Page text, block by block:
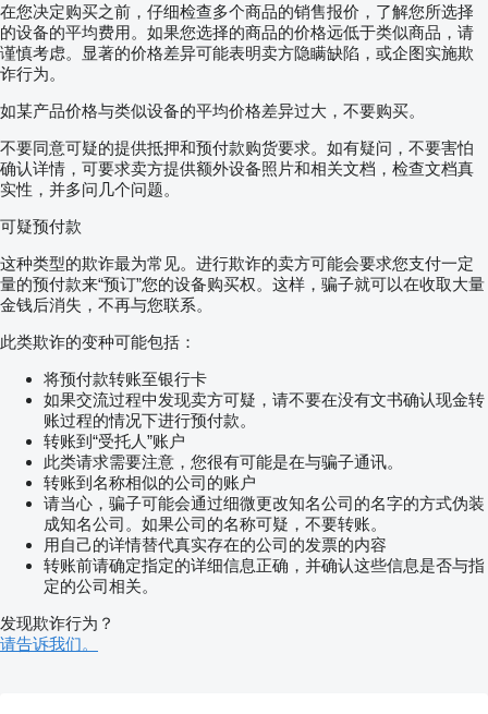
在您决定购买之前，仔细检查多个商品的销售报价，了解您所选择
的设备的平均费用。如果您选择的商品的价格远低于类似商品，请
谨慎考虑。显著的价格差异可能表明卖方隐瞒缺陷，或企图实施欺
诈行为。
如某产品价格与类似设备的平均价格差异过大，不要购买。
不要同意可疑的提供抵押和预付款购货要求。如有疑问，不要害怕
确认详情，可要求卖方提供额外设备照片和相关文档，检查文档真
实性，并多问几个问题。
可疑预付款
这种类型的欺诈最为常见。进行欺诈的卖方可能会要求您支付一定
量的预付款来“预订”您的设备购买权。这样，骗子就可以在收取大量
金钱后消失，不再与您联系。
此类欺诈的变种可能包括：
将预付款转账至银行卡
如果交流过程中发现卖方可疑，请不要在没有文书确认现金转
账过程的情况下进行预付款。
转账到“受托人”账户
此类请求需要注意，您很有可能是在与骗子通讯。
转账到名称相似的公司的账户
请当心，骗子可能会通过细微更改知名公司的名字的方式伪装
成知名公司。如果公司的名称可疑，不要转账。
用自己的详情替代真实存在的公司的发票的内容
转账前请确定指定的详细信息正确，并确认这些信息是否与指
定的公司相关。
发现欺诈行为？
请告诉我们。